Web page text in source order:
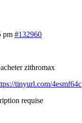
pm #132960
zithromax
tinyurl.com/4esmf64c
requise